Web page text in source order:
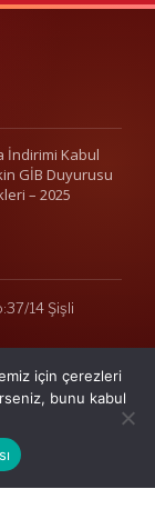
İndirimi Kabul
GİB Duyurusu
– 2025
14 Şişli
için çerezleri
bunu kabul